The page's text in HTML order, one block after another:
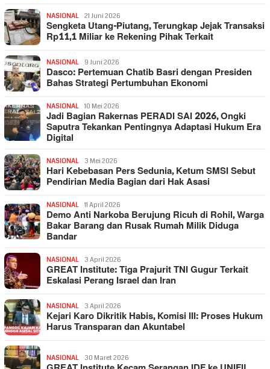
NASIONAL 21 Juni 2026
Sengketa Utang-Piutang, Terungkap Jejak Transaksi
Rp11,1 Miliar ke Rekening Pihak Terkait
NASIONAL 9 Juni 2026
Dasco: Pertemuan Chatib Basri dengan Presiden
Bahas Strategi Pertumbuhan Ekonomi
NASIONAL 10 Mei 2026
Jadi Bagian Rakernas PERADI SAI 2026, Ongki
Saputra Tekankan Pentingnya Adaptasi Hukum Era
Digital
NASIONAL 3 Mei 2026
Hari Kebebasan Pers Sedunia, Ketum SMSI Sebut
Pendirian Media Bagian dari Hak Asasi
NASIONAL 11 April 2026
Demo Anti Narkoba Berujung Ricuh di Rohil, Warga
Bakar Barang dan Rusak Rumah Milik Diduga
Bandar
NASIONAL 3 April 2026
GREAT Institute: Tiga Prajurit TNI Gugur Terkait
Eskalasi Perang Israel dan Iran
NASIONAL 3 April 2026
Kejari Karo Dikritik Habis, Komisi III: Proses Hukum
Harus Transparan dan Akuntabel
NASIONAL 30 Maret 2026